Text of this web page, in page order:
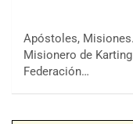
Apóstoles,
Misionero de
Federación…